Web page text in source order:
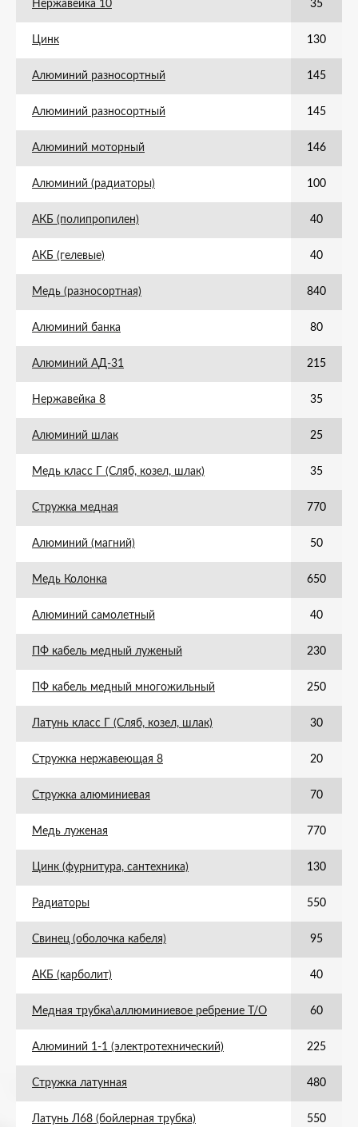
Нержавейка 10 35
Цинк 130
Алюминий разносортный 145
Алюминий разносортный 145
Алюминий моторный 146
Алюминий (радиаторы) 100
АКБ (полипропилен) 40
АКБ (гелевые) 40
Медь (разносортная) 840
Алюминий банка 80
Алюминий АД-31 215
Нержавейка 8 35
Алюминий шлак 25
Медь класс Г (Сляб, козел, шлак) 35
Стружка медная 770
Алюминий (магний) 50
Медь Колонка 650
Алюминий самолетный 40
ПФ кабель медный луженый 230
ПФ кабель медный многожильный 250
Латунь класс Г (Сляб, козел, шлак) 30
Стружка нержавеющая 8 20
Стружка алюминиевая 70
Медь луженая 770
Цинк (фурнитура, сантехника) 130
Радиаторы 550
Свинец (оболочка кабеля) 95
АКБ (карболит) 40
Медная трубка\аллюминиевое ребрение Т/О 60
Алюминий 1-1 (электротехнический) 225
Стружка латунная 480
Латунь Л68 (бойлерная трубка) 550